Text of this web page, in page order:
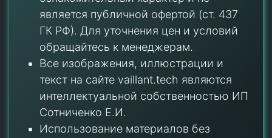
является публичной офертой (ст. 437
ГК РФ). Для уточнения цен и условий
обращайтесь к менеджерам.
Все изображения, иллюстрации и
текст на сайте vaillant.tech являются
интеллектуальной собственностью ИП
Сотниченко Е.И.
Использование материалов без